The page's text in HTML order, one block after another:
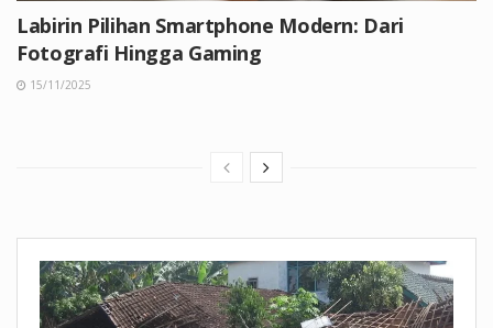
Labirin Pilihan Smartphone Modern: Dari
Fotografi Hingga Gaming
15/11/2025